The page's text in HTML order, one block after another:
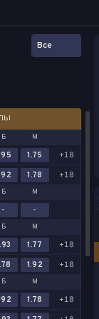
Все
Б М
1.75
+18
1.78 +18
Б М
- -
Б М
1.77
+18
1.92 +18
Б М
1.78
+18